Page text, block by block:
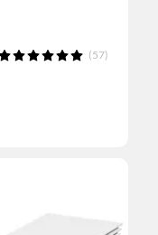
(57)